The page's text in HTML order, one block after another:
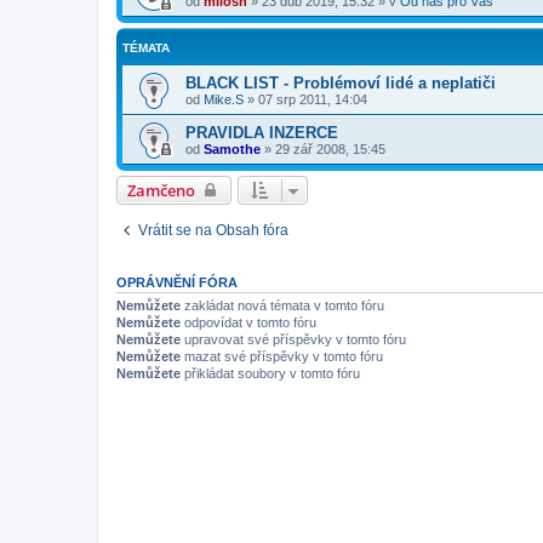
TÉMATA
BLACK LIST - Problémoví lidé a neplatiči
od Mike.S » 07 srp 2011, 14:04
PRAVIDLA INZERCE
od Samothe » 29 zář 2008, 15:45
Zamčeno
Vrátit se na Obsah fóra
OPRÁVNĚNÍ FÓRA
Nemůžete zakládat nová témata v tomto fóru
Nemůžete odpovídat v tomto fóru
Nemůžete upravovat své příspěvky v tomto fóru
Nemůžete mazat své příspěvky v tomto fóru
Nemůžete přikládat soubory v tomto fóru